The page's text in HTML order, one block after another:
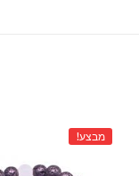
מבצע!